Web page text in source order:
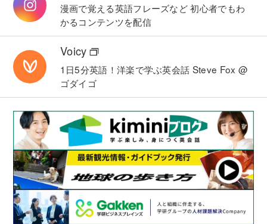
漫画で覚える英語フレーズなど初心者でもわ
かるコンテンツを配信
Voicy
1日5分英語！洋楽で学ぶ英会話 Steve Fox @
ゴダイゴ